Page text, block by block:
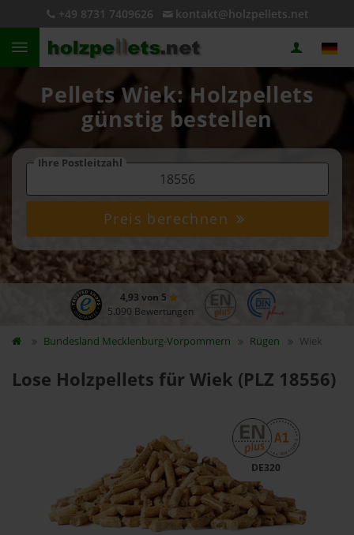
+49 8731 7409626 kontakt@holzpellets.net
Pellets Wiek: Holzpellets
günstig bestellen
Ihre Postleitzahl
Preis berechnen
4,93 von 5
5.090 Bewertungen
Bundesland Mecklenburg-Vorpommern Rügen Wiek
Lose Holzpellets für Wiek (PLZ 18556)
DE320